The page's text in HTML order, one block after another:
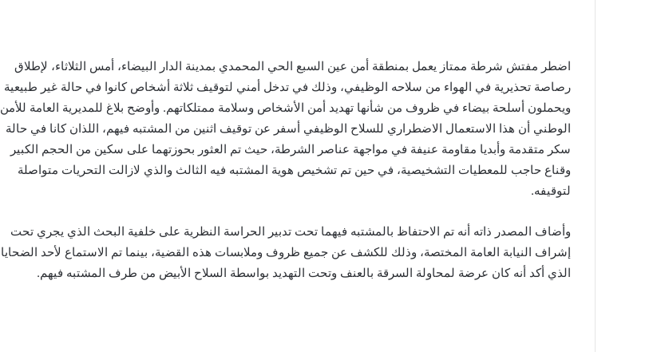
اضطر مفتش شرطة ممتاز يعمل بمنطقة أمن عين السبع الحي المحمدي بمدينة الدار البيضاء، أمس الثلاثاء، لإطلاق
رصاصة تحذيرية في الهواء من سلاحه الوظيفي، وذلك في تدخل أمني لتوقيف ثلاثة أشخاص كانوا في حالة غير طبيعية
ويحملون أسلحة بيضاء في ظروف من شأنها تهديد أمن الأشخاص وسلامة ممتلكاتهم. وأوضح بلاغ للمديرية العامة للأمن
الوطني أن هذا الاستعمال الاضطراري للسلاح الوظيفي أسفر عن توقيف اثنين من المشتبه فيهم، اللذان كانا في حالة
سكر متقدمة وأبديا مقاومة عنيفة في مواجهة عناصر الشرطة، حيث تم العثور بحوزتهما على سكين من الحجم الكبير
وقناع حاجب للمعطيات التشخيصية، في حين تم تشخيص هوية المشتبه فيه الثالث والذي لازالت التحريات متواصلة
لتوقيفه.
وأضاف المصدر ذاته أنه تم الاحتفاظ بالمشتبه فيهما تحت تدبير الحراسة النظرية على خلفية البحث الذي يجري تحت
إشراف النيابة العامة المختصة، وذلك للكشف عن جميع ظروف وملابسات هذه القضية، بينما تم الاستماع لأحد الضحايا
الذي أكد أنه كان عرضة لمحاولة السرقة بالعنف وتحت التهديد بواسطة السلاح الأبيض من طرف المشتبه فيهم.